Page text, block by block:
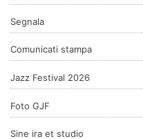
Segnala
Comunicati stampa
Jazz Festival 2026
Foto GJF
Sine ira et studio